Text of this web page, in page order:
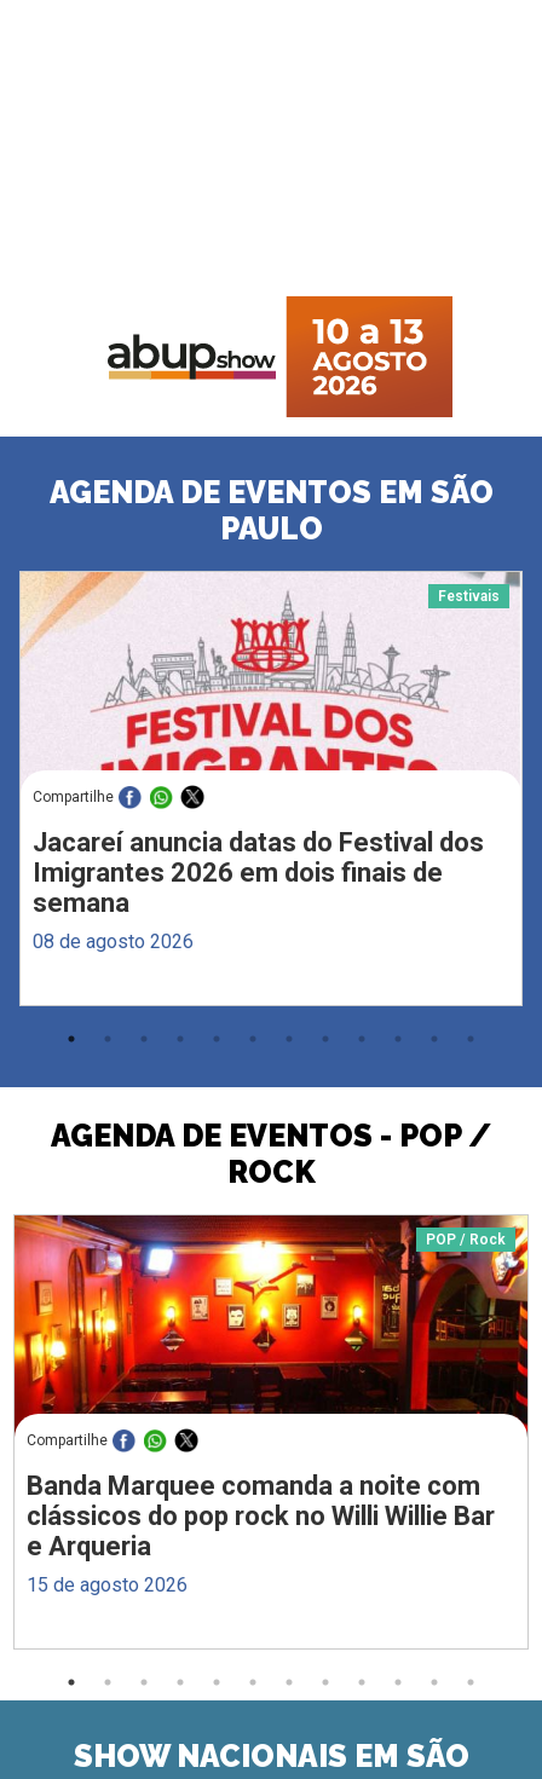
AGENDA DE EVENTOS EM SÃO
PAULO
Festivais
Compartilhe
Jacareí anuncia datas do Festival dos
Imigrantes 2026 em dois finais de
semana
08 de agosto 2026
AGENDA DE EVENTOS - POP /
ROCK
POP / Rock
Compartilhe
Banda Marquee comanda a noite com
clássicos do pop rock no Willi Willie Bar
e Arqueria
15 de agosto 2026
SHOW NACIONAIS EM SÃO